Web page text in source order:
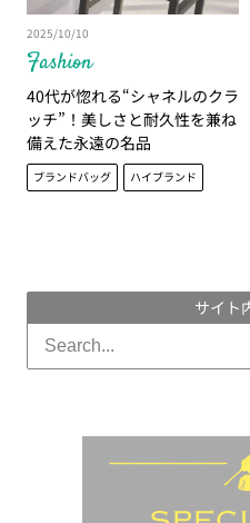
Fashion
2025/10/10
40代が惚れる“シャネルのクラ
ッチ”！美しさと耐久性を兼ね
備えた永遠の名品
ブランドバッグ ハイブランド
サイト